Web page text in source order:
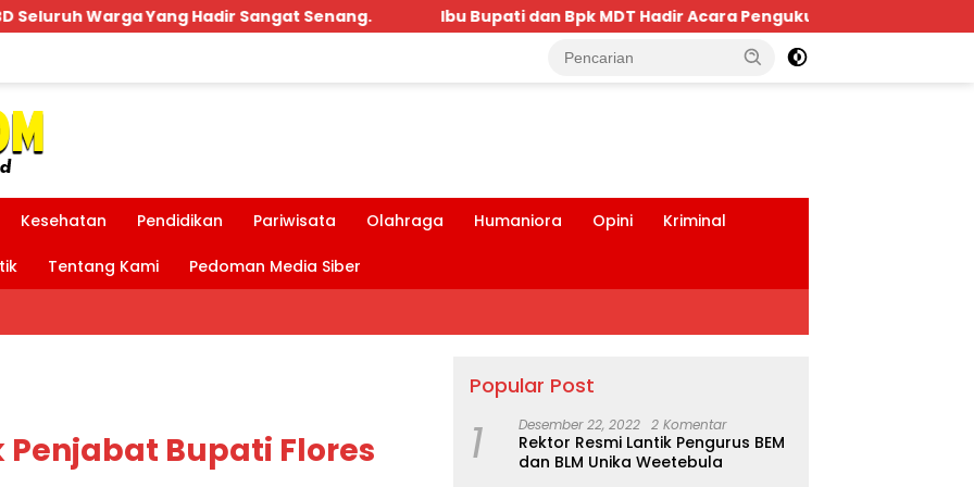
Ibu Bupati dan Bpk MDT Hadir Acara Pengukuhan Keluarga Bima Dompu Tingkatkan
Kesehatan Pendidikan Pariwisata Olahraga Humaniora Opini Kriminal
Tentang Kami Pedoman Media Siber
Penjabat Bupati Flores
Popular Post
1 Desember 22, 2022 2 Komentar
Rektor Resmi Lantik Pengurus BEM
dan BLM Unika Weetebula